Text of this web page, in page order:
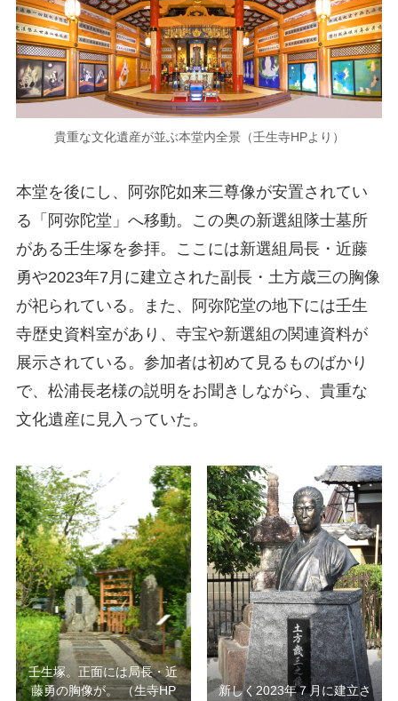
貴重な文化遺産が並ぶ本堂内全景（壬生寺HPより）
本堂を後にし、阿弥陀如来三尊像が安置されてい
る「阿弥陀堂」へ移動。この奥の新選組隊士墓所
がある壬生塚を参拝。ここには新選組局長・近藤
勇や2023年7月に建立された副長・土方歳三の胸像
が祀られている。また、阿弥陀堂の地下には壬生
寺歴史資料室があり、寺宝や新選組の関連資料が
展示されている。参加者は初めて見るものばかり
で、松浦長老様の説明をお聞きしながら、貴重な
文化遺産に見入っていた。
壬生塚。正面には局長・近
藤勇の胸像が。 （生寺HP
新しく2023年７月に建立さ